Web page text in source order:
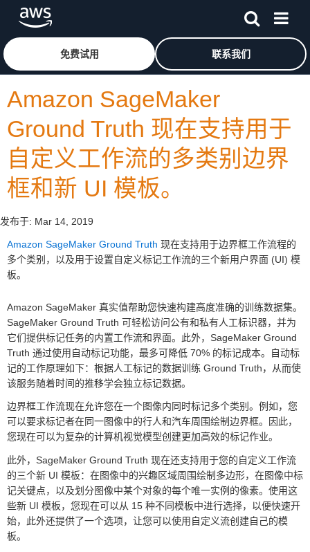
跳至主要内容
免费试用 联系我们
Amazon SageMaker
Ground Truth 现在支持用于
自定义工作流的多类别边界
框和新 UI 模板。
发布于: Mar 14, 2019
Amazon SageMaker Ground Truth 现在支持用于边界框工作流程的
多个类别，以及用于设置自定义标记工作流的三个新用户界面 (UI) 模
板。
Amazon SageMaker 真实值帮助您快速构建高度准确的训练数据集。
SageMaker Ground Truth 可轻松访问公有和私有人工标识器，并为
它们提供标记任务的内置工作流和界面。此外，SageMaker Ground
Truth 通过使用自动标记功能，最多可降低 70% 的标记成本。自动标
记的工作原理如下：根据人工标记的数据训练 Ground Truth，从而使
该服务随着时间的推移学会独立标记数据。
边界框工作流现在允许您在一个图像内同时标记多个类别。例如，您
可以要求标记者在同一图像中的行人和汽车周围绘制边界框。因此，
您现在可以为复杂的计算机视觉模型创建更加高效的标记作业。
此外，SageMaker Ground Truth 现在还支持用于您的自定义工作流
的三个新 UI 模板：在图像中的兴趣区域周围绘制多边形，在图像中标
记关键点，以及划分图像中某个对象的每个唯一实例的像素。使用这
些新 UI 模板，您现在可以从 15 种不同模板中进行选择，以便快速开
始，此外还提供了一个选项，让您可以使用自定义流创建自己的模
板。